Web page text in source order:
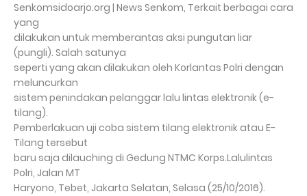
Senkomsidoarjo.org | News Senkom, Terkait berbagai cara
yang
dilakukan untuk memberantas aksi pungutan liar
(pungli). Salah satunya
seperti yang akan dilakukan oleh Korlantas Polri dengan
meluncurkan
sistem penindakan pelanggar lalu lintas elektronik (e-
tilang).
Pemberlakuan uji coba sistem tilang elektronik atau E-
Tilang tersebut
baru saja dilauching di Gedung NTMC Korps.Lalulintas
Polri, Jalan MT
Haryono, Tebet, Jakarta Selatan, Selasa (25/10/2016).